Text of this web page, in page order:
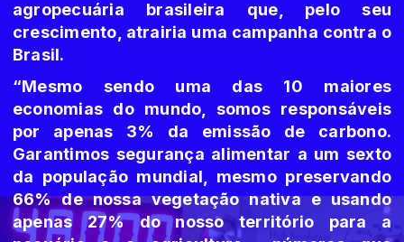
agropecuária brasileira que, pelo seu
crescimento, atrairia uma campanha contra o
Brasil.
“Mesmo sendo uma das 10 maiores
economias do mundo, somos responsáveis
por apenas 3% da emissão de carbono.
Garantimos segurança alimentar a um sexto
da população mundial, mesmo preservando
66% de nossa vegetação nativa e usando
apenas 27% do nosso território para a